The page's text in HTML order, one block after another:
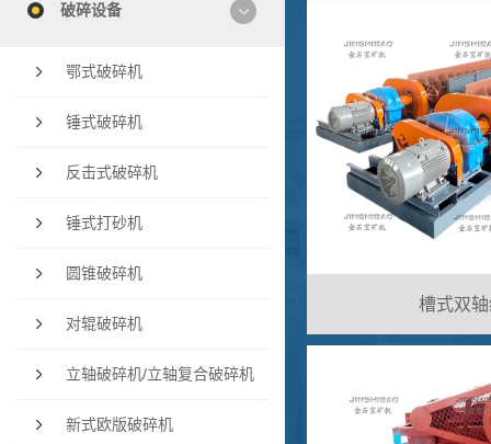
破碎设备
鄂式破碎机
锤式破碎机
反击式破碎机
锤式打砂机
圆锥破碎机
对辊破碎机
立轴破碎机/立轴复合破碎机
新式欧版破碎机
槽式双